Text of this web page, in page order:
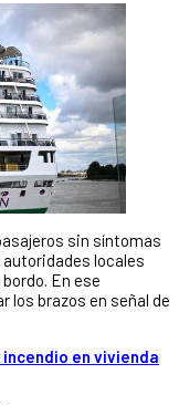
sin síntomas
locales
En ese
los brazos en señal de
en vivienda